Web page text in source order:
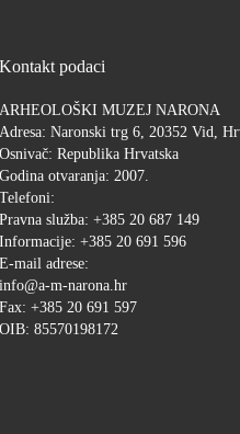
Kontakt podaci
ARHEOLOŠKI MUZEJ NARONA
Adresa: Naronski trg 6, 20352 Vid,
Osnivač: Republika Hrvatska
Godina otvaranja: 2007.
Telefoni:
Pravna služba: +385 20 687 149
Informacije: +385 20 691 596
E-mail adrese:
info@a-m-narona.hr
Fax: +385 20 691 597
OIB: 85570198172